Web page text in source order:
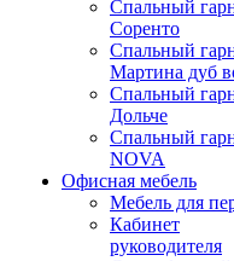
Спальный
Соренто
Спальный
Мартина дуб
Спальный
Дольче
Спальный
NOVA
Офисная мебель
Мебель для
Кабинет
руководителя